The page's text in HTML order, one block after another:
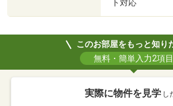
ト対応
このお部屋をもっと知り
無料・簡単入力2項目
実際に物件を見学 し